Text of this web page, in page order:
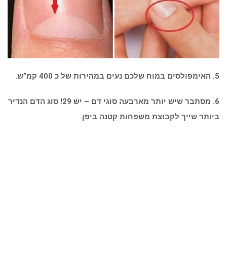
5. האימפולסים במוח שלכם נעים במהירות של כ 400 קמ”ש.
6. מסתבר שיש יותר מארבעה סוגי דם – יש 29! סוג הדם הנדיר
ביותר שייך לקבוצת משפחות קטנה ביפן.